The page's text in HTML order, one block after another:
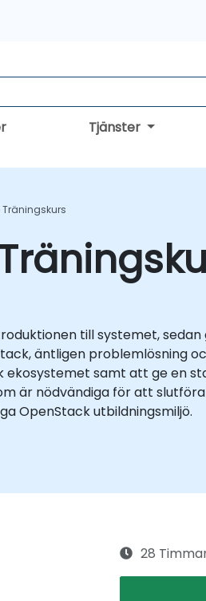
Tjänster
till systemet,
äntligen problemlösning
samt att ge en
är nödvändiga för att
OpenStack utbildningsmiljö.
28